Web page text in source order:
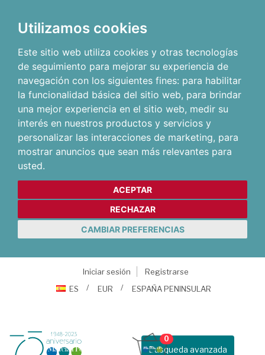
Utilizamos cookies
Este sitio web utiliza cookies y otras tecnologías
de seguimiento para mejorar su experiencia de
navegación con los siguientes fines: para habilitar
la funcionalidad básica del sitio web, para brindar
una mejor experiencia en el sitio web, medir su
interés en nuestros productos y servicios y
personalizar las interacciones de marketing, para
mostrar anuncios que sean más relevantes para
usted.
ACEPTAR
RECHAZAR
CAMBIAR PREFERENCIAS
Iniciar sesión
Registrarse
ES
EUR ESPAÑA PENINSULAR
Busqueda avanzada
0